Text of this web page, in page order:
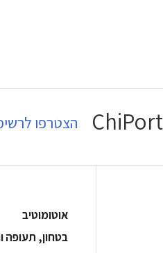
הצטרפו
אוטומוטיב
בטחון, תעופה